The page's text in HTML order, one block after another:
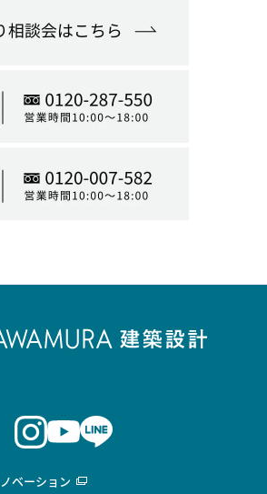
ベーション